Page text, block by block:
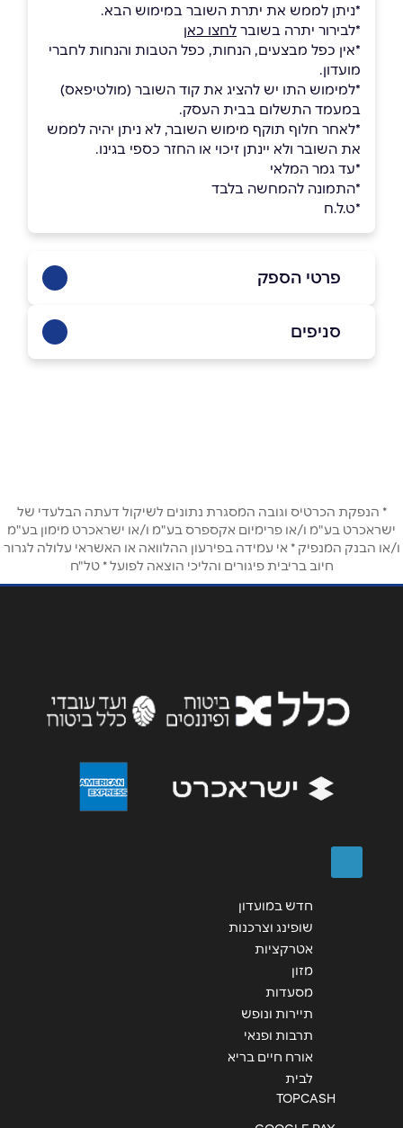
*ניתן לממש את יתרת השובר במימוש הבא.
*לבירור יתרה בשובר לחצו כאן
*אין כפל מבצעים, הנחות, כפל הטבות והנחות לחברי
מועדון.
*למימוש התו יש להציג את קוד השובר (מולטיפאס)
במעמד התשלום בבית העסק.
*לאחר חלוף תוקף מימוש השובר, לא ניתן יהיה לממש
את השובר ולא יינתן זיכוי או החזר כספי בגינו.
*עד גמר המלאי
*התמונה להמחשה בלבד
*ט.ל.ח
פרטי הספק
באתר בפייסבוק באינסטגרם
טלפון*
אימייל *
הודעה*
סניפים
* הנפקת הכרטיס וגובה המסגרת נתונים לשיקול דעתה הבלעדי של
ישראכרט בע"מ ו/או פרימיום אקספרס בע"מ ו/או ישראכרט מימון בע"מ
ו/או הבנק המנפיק * אי עמידה בפירעון ההלוואה או האשראי עלולה לגרור
חיוב בריבית פיגורים והליכי הוצאה לפועל * טל"ח
חדש במועדון
שופינג וצרכנות
אטרקציות
מזון
מסעדות
תיירות ונופש
תרבות ופנאי
אורח חיים בריא
לבית
TOPCASH